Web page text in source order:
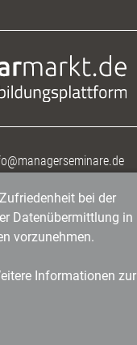
bei der
Datenübermittlung in
vorzunehmen.
Informationen zur